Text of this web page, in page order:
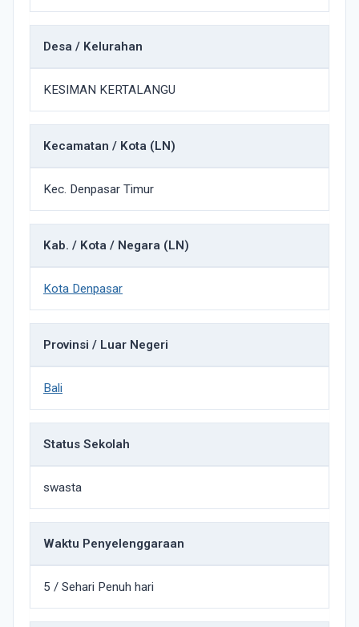
Desa / Kelurahan
KESIMAN KERTALANGU
Kecamatan / Kota (LN)
Kec. Denpasar Timur
Kab. / Kota / Negara (LN)
Kota Denpasar
Provinsi / Luar Negeri
Bali
Status Sekolah
swasta
Waktu Penyelenggaraan
5 / Sehari Penuh hari